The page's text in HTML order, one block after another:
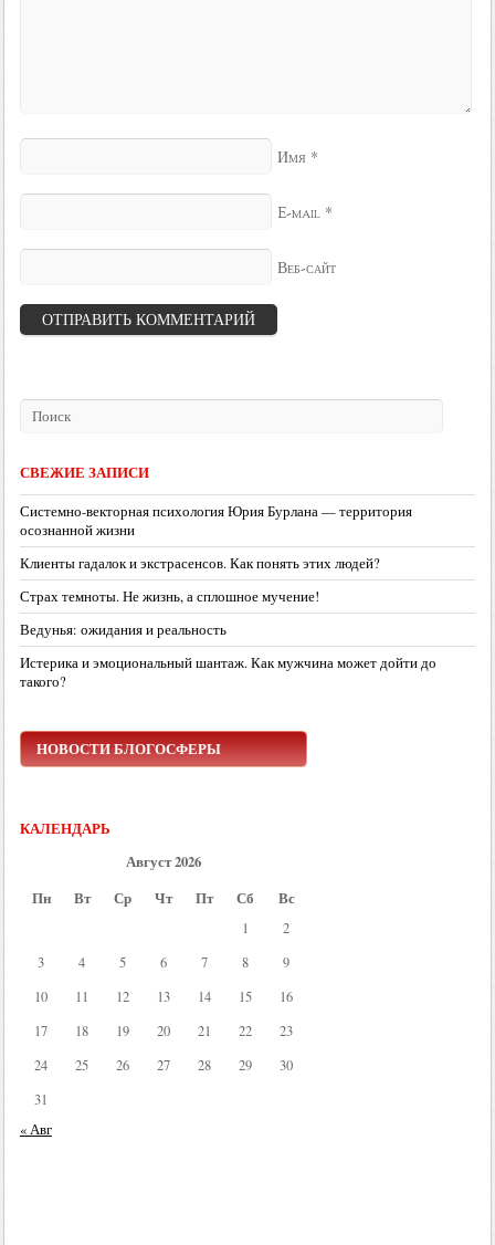
Имя *
E-mail *
Веб-сайт
СВЕЖИЕ ЗАПИСИ
Системно-векторная психология Юрия Бурлана — территория
осознанной жизни
Клиенты гадалок и экстрасенсов. Как понять этих людей?
Страх темноты. Не жизнь, а сплошное мучение!
Ведунья: ожидания и реальность
Истерика и эмоциональный шантаж. Как мужчина может дойти до
такого?
НОВОСТИ БЛОГОСФЕРЫ
КАЛЕНДАРЬ
Август 2026
Пн
Вт Ср Чт Пт Сб Вс
1
2
3
4 5 6 7 8
9
10
11 12 13 14 15
16
17
18 19 20 21 22
23
24
25 26 27 28 29
30
31
« Авг